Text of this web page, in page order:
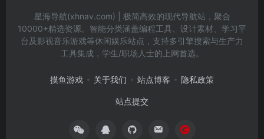
星海导航(xhnav.com) | 极简高效的现代导航站，聚合
10000+精选资源。智能分类涵盖编程工具、设计素材、学习平
台及影视音乐游戏等休闲娱乐站点，支持多引擎搜索与生产力
工具集成，学生/职场人士的上网首选。
摸鱼游戏 关于我们 站点博客 隐私政策
站点提交